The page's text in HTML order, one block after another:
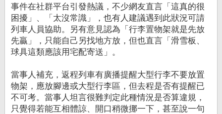
事件在社群平台引發熱議，不少網友直言「這真的很
困擾」、「太沒常識」，也有人建議遇到此狀況可請
列車人員協助。另有意見認為「行李置物架就是先放
先贏」，只能自己另找地方放，但也直言「滑雪板、
球具這類應該用宅配寄送」。
當事人補充，返程列車有廣播提醒大型行李不要放置
物架，應放腳邊或大型行李區，但去程是否有提醒已
不可考。當事人坦言很難判定此種情況是否算違規，
只覺得若能互相體諒、開口稍微挪一下，甚至說一句